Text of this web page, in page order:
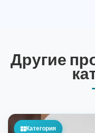
Другие
Категория